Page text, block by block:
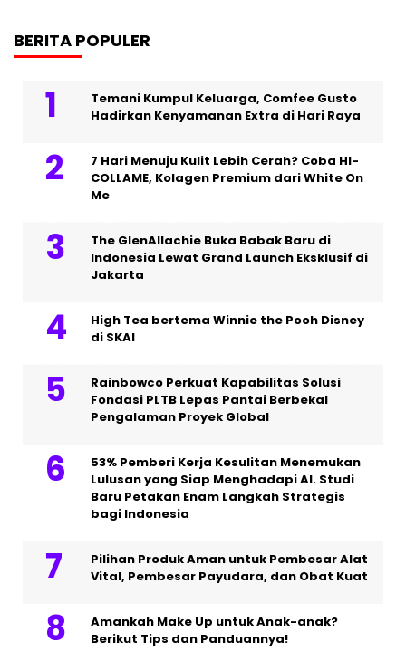
BERITA POPULER
Temani Kumpul Keluarga, Comfee Gusto
Hadirkan Kenyamanan Extra di Hari Raya
7 Hari Menuju Kulit Lebih Cerah? Coba HI-
COLLAME, Kolagen Premium dari White On
Me
The GlenAllachie Buka Babak Baru di
Indonesia Lewat Grand Launch Eksklusif di
Jakarta
High Tea bertema Winnie the Pooh Disney
di SKAI
Rainbowco Perkuat Kapabilitas Solusi
Fondasi PLTB Lepas Pantai Berbekal
Pengalaman Proyek Global
53% Pemberi Kerja Kesulitan Menemukan
Lulusan yang Siap Menghadapi AI. Studi
Baru Petakan Enam Langkah Strategis
bagi Indonesia
Pilihan Produk Aman untuk Pembesar Alat
Vital, Pembesar Payudara, dan Obat Kuat
Amankah Make Up untuk Anak-anak?
Berikut Tips dan Panduannya!